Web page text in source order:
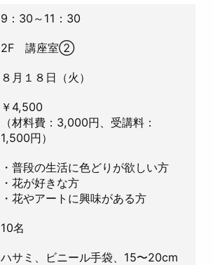
9：30～11：30
2F 講座室②
８月１８日（火）
￥4,500
（材料費：3,000円、受講料：
1,500円）
・普段の生活に色どりが欲しい方
・花が好きな方
・花やアートに興味がある方
10名
ハサミ、ビニール手袋、15〜20cm